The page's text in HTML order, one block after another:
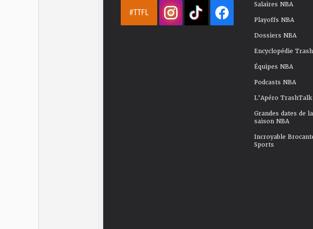
#TTFL
Salaires NBA
Playoffs NBA
Dossiers NBA
Encyclopédie
Équipes NBA
Podcasts NBA
L'Apéro TrashTalk
Grandes dates de la
saison NBA
Incroyable
Sports